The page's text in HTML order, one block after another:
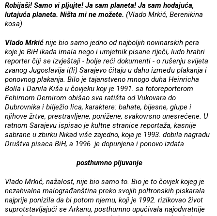
Robijaši! Samo vi pljujte! Ja sam planeta! Ja sam hodajuća,
lutajuća planeta. Ništa mi ne možete. (Vlado Mrkić, Berenikina
kosa)
Vlado Mrkić nije bio samo jedno od najboljih novinarskih pera
koje je BiH ikada imala nego i umjetnik pisane riječi, ludo hrabri
reporter čiji se izvještaji - bolje reći dokumenti - o rušenju svijeta
zvanog Jugoslavija i(li) Sarajevo čitaju u dahu između plakanja i
ponovnog plakanja. Bilo je tajanstveno mnogo duha Heinricha
Bölla i Danila Kiša u čovjeku koji je 1991. sa fotoreporterom
Fehimom Demirom obišao sva ratišta od Vukovara do
Dubrovnika i bilježio lica, karaktere: bahate, bijesne, glupe i
njihove žrtve, prestravljene, ponižene, svakovrsno unesrećene. U
ratnom Sarajevu ispisao je kultne stranice reportaža, kasnije
sabrane u zbirku Nikad više zajedno, koja je 1993. dobila nagradu
Društva pisaca BiH, a 1996. je dopunjena i ponovo izdata.
posthumno pljuvanje
Vlado Mrkić, nažalost, nije bio samo to. Bio je to čovjek kojeg je
nezahvalna malograđanština preko svojih poltronskih piskarala
najprije ponizila da bi potom njemu, koji je 1992. rizikovao život
suprotstavljajući se Arkanu, posthumno upućivala najodvratnije